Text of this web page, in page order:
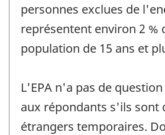
personnes exclues de
représentent environ 2 %
population de 15 ans et
L'EPA n'a pas de
aux répondants s'ils sont
étrangers temporaires.